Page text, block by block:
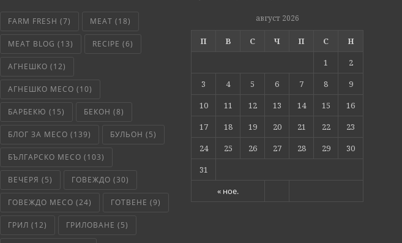
FARM FRESH (7) MEAT (18)
MEAT BLOG (13) RECIPE (6)
АГНЕШКО (12)
АГНЕШКО МЕСО (10)
БАРБЕКЮ (15) БЕКОН (8)
БЛОГ ЗА МЕСО (139) БУЛЬОН (5)
БЪЛГАРСКО МЕСО (103)
ВЕЧЕРЯ (5) ГОВЕЖДО (30)
ГОВЕЖДО МЕСО (24) ГОТВЕНЕ (9)
ГРИЛ (12) ГРИЛОВАНЕ (5)
август 2026
П В С Ч П С Н
« ное.
1
2
3
4 5 6 7 8
9
10
11 12 13 14 15
16
17
18 19 20 21 22
23
24
25 26 27 28 29
30
31